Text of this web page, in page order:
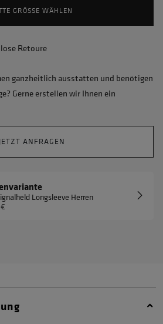
GRÖSSE WÄHLEN
Retoure
ganzheitlich ausstatten und benötigen
Gerne erstellen wir Ihnen ein
JETZT ANFRAGEN
Longsleeve Herren